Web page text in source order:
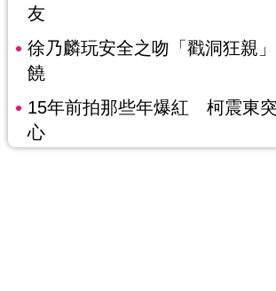
友
徐乃麟玩安全之吻「戳洞狂親
饒
15年前拍那些年爆紅 柯震東
心